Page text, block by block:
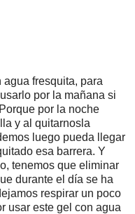
fresquita, para
por la mañana si
por la noche
y al quitarnosla
luego pueda llegar
esa barrera. Y
tenemos que eliminar
durante el día se ha
respirar un poco
usar este gel con agua